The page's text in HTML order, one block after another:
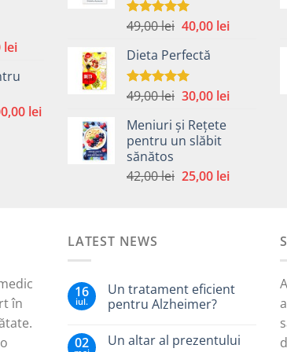
lei.
leiPrețul
este:
leiPrețul
300,00 lei.
59,00 lei.
Evaluat la
49,00lei Prețul
a
fost:
49,00 lei.
40,00 leiPrețul
Dieta Perfectă
Evaluat la
49,00lei Prețul
a
fost:
30,00 leiPrețul
Meniuri și Rețete
pentru un slăbit
sănătos
42,00lei Prețul
25,00 leiPrețul
în
LATEST NEWS
16
iul.
Un tratament eficient
pentru Alzheimer?
02 Un altar al prezentului